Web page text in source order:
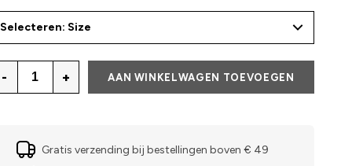
Selecteren: Size
- + AAN WINKELWAGEN TOEVOEGEN
Gratis verzending bij bestellingen boven € 49